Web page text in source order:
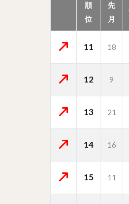
順
位
先
月
11 18
12 9
13 21
14 16
15 11